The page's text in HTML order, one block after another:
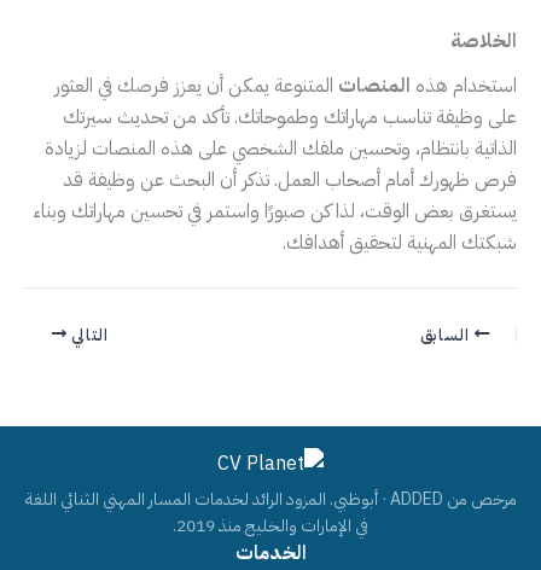
الخلاصة
استخدام هذه المنصات المتنوعة يمكن أن يعزز فرصك في العثور
على وظيفة تناسب مهاراتك وطموحاتك. تأكد من تحديث سيرتك
الذاتية بانتظام، وتحسين ملفك الشخصي على هذه المنصات لزيادة
فرص ظهورك أمام أصحاب العمل. تذكر أن البحث عن وظيفة قد
يستغرق بعض الوقت، لذا كن صبورًا واستمر في تحسين مهاراتك وبناء
شبكتك المهنية لتحقيق أهدافك.
السابق التالي
مرخص من ADDED · أبوظبي. المزود الرائد لخدمات المسار المهني الثنائي اللغة
في الإمارات والخليج منذ 2019.
الخدمات